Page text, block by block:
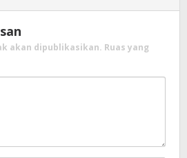
akan dipublikasikan. Ruas yang